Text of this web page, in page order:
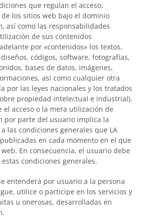
que regulan el acceso,
de los sitios web bajo el dominio
así como las responsabilidades
de sus contenidos
por «contenidos» los textos,
códigos, software, fotografías,
bases de datos, imágenes,
así como cualquier otra
por las leyes nacionales y los tratados
propiedad intelectual e industrial).
el acceso o la mera utilización de
por parte del usuario implica la
las condiciones generales que LA
publicadas en cada momento en el que
En consecuencia, el usuario debe
condiciones generales.
entenderá por usuario a la persona
utilice o participe en los servicios y
u onerosas, desarrolladas en